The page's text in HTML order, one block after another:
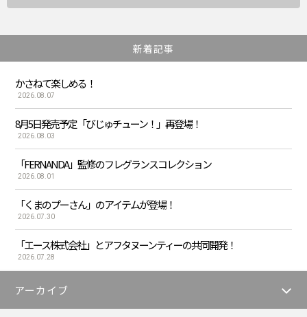
新着記事
かさねて楽しめる！
2026.08.07
8月5日発売予定「びじゅチューン！」再登場！
2026.08.03
「FERNANDA」監修のフレグランスコレクション
2026.08.01
「くまのプーさん」のアイテムが登場！
2026.07.30
「エース株式会社」とアフタヌーンティーの共同開発！
2026.07.28
アーカイブ